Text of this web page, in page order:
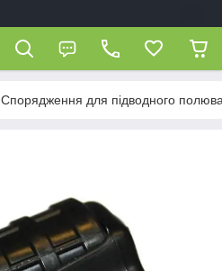
Спорядження для підводного